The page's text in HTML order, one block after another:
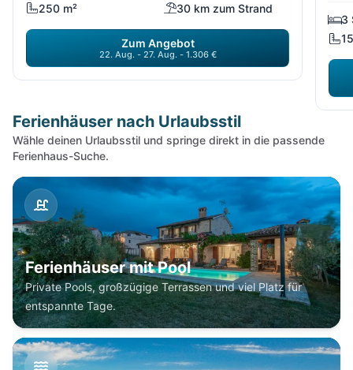
250 m²
30 km zum Strand
Zum Angebot
22. Aug. - 27. Aug. - 1.306 €
3
Ferienhäuser nach Urlaubsstil
Wähle deinen Urlaubsstil und springe direkt in die passende
Ferienhaus-Suche.
Ferienhäuser mit Pool
Private Pools, großzügige Terrassen und viel Platz für
entspannte Tage.